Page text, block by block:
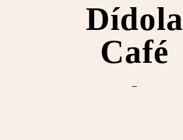
Dídola
Café